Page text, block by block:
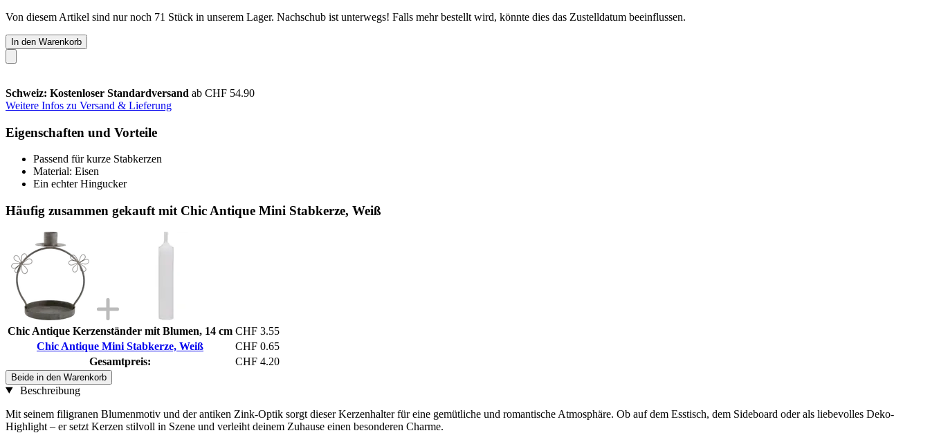
Von diesem Artikel sind nur noch 71 Stück in unserem Lager. Nachschub ist unterwegs! Falls mehr bestellt wird, könnte dies das Zustelldatum beeinflussen.
In den Warenkorb
Schweiz: Kostenloser Standardversand ab CHF 54.90
Weitere Infos zu Versand & Lieferung
Eigenschaften und Vorteile
Passend für kurze Stabkerzen
Material: Eisen
Ein echter Hingucker
Häufig zusammen gekauft mit Chic Antique Mini Stabkerze, Weiß
Chic Antique Kerzenständer mit Blumen, 14 cm CHF 3.55
Chic Antique Mini Stabkerze, Weiß
CHF 0.65
Gesamtpreis:
CHF 4.20
Beide in den Warenkorb
Beschreibung
Mit seinem filigranen Blumenmotiv und der antiken Zink-Optik sorgt dieser Kerzenhalter für eine gemütliche und romantische Atmosphäre. Ob auf dem Esstisch, dem Sideboard oder als liebevolles Deko-
Highlight – er setzt Kerzen stilvoll in Szene und verleiht deinem Zuhause einen besonderen Charme.